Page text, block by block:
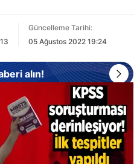
Güncelleme Tarihi:
05 Ağustos 2022 19:24
alın!